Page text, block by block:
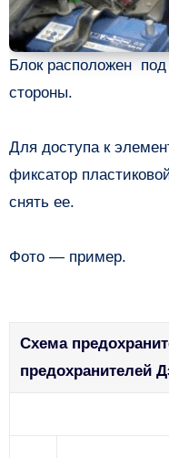
Блок расположен
стороны.
Для доступа к
фиксатор
снять ее.
Фото — пример.
Схема
предохранителей